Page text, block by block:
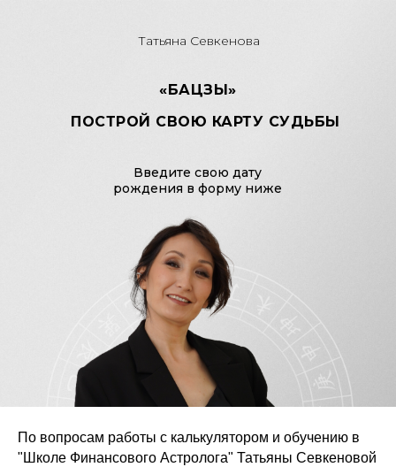
Введите свою дату
рождения в форму ниже
ПОСТРОЙ СВОЮ КАРТУ СУДЬБЫ
«БАЦЗЫ»
Татьяна Севкенова
По вопросам работы с калькулятором и обучению в
"Школе Финансового Астролога" Татьяны Севкеновой